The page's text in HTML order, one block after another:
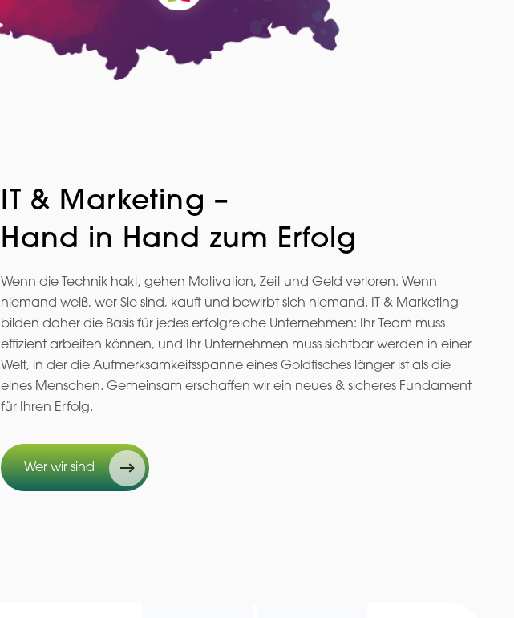
IT & Marketing –
Hand in Hand zum Erfolg
Wenn die Technik hakt, gehen Motivation, Zeit und Geld verloren. Wenn
niemand weiß, wer Sie sind, kauft und bewirbt sich niemand. IT & Marketing
bilden daher die Basis für jedes erfolgreiche Unternehmen: Ihr Team muss
effizient arbeiten können, und Ihr Unternehmen muss sichtbar werden in einer
Welt, in der die Aufmerksamkeitsspanne eines Goldfisches länger ist als die
eines Menschen. Gemeinsam erschaffen wir ein neues & sicheres Fundament
für Ihren Erfolg.
Wer wir sind